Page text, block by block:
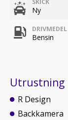
SKICK
Ny
DRIVMEDEL
Bensin
Utrustning
R Design
Backkamera